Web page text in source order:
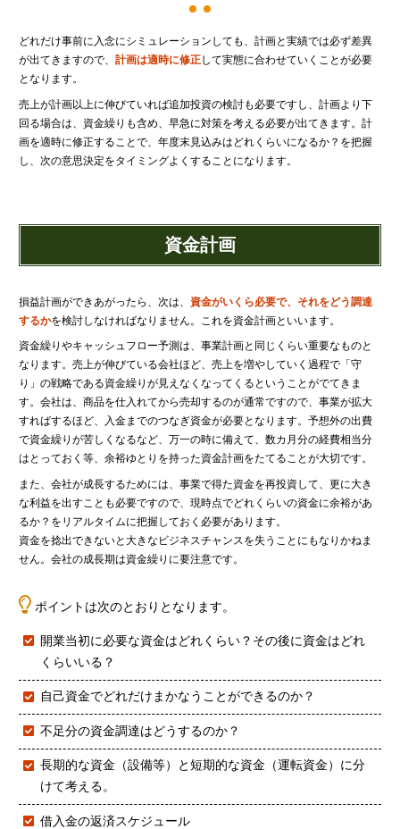
どれだけ事前に入念にシミュレーションしても、計画と実績では必ず差異
が出てきますので、 計画は適時に修正して実態に合わせていくことが必要
となります。
売上が計画以上に伸びていれば追加投資の検討も必要ですし、計画より下
回る場合は、資金繰りも含め、早急に対策を考える必要が出てきます。計
画を適時に修正することで、年度末見込みはどれくらいになるか？を把握
し、次の意思決定をタイミングよくすることになります。
資金計画
損益計画ができあがったら、次は、 資金がいくら必要で、それをどう調達
するかを検討しなければなりません。これを資金計画といいます。
資金繰りやキャッシュフロー予測は、事業計画と同じくらい重要なものと
なります。売上が伸びている会社ほど、売上を増やしていく過程で「守
り」の戦略である資金繰りが見えなくなってくるということがでてきま
す。会社は、商品を仕入れてから売却するのが通常ですので、事業が拡大
すればするほど、入金までのつなぎ資金が必要となります。予想外の出費
で資金繰りが苦しくなるなど、万一の時に備えて、数カ月分の経費相当分
はとっておく等、余裕ゆとりを持った資金計画をたてることが大切です。
また、会社が成長するためには、事業で得た資金を再投資して、更に大き
な利益を出すことも必要ですので、現時点でどれくらいの資金に余裕があ
るか？をリアルタイムに把握しておく必要があります。
資金を捻出できないと大きなビジネスチャンスを失うことにもなりかねま
せん。会社の成長期は資金繰りに要注意です。
ポイントは次のとおりとなります。
開業当初に必要な資金はどれくらい？その後に資金はどれ
くらいいる？
自己資金でどれだけまかなうことができるのか？
不足分の資金調達はどうするのか？
長期的な資金（設備等）と短期的な資金（運転資金）に分
けて考える。
借入金の返済スケジュール